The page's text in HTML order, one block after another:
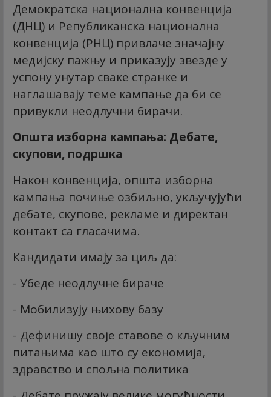
Демократска национална конвенција
(ДНЦ) и Републиканска национална
конвенција (РНЦ) привлаче значајну
медијску пажњу и приказују звезде у
успону унутар сваке странке и
наглашавају теме кампање да би се
привукли неодлучни бирачи.
Општа изборна кампања: Дебате,
скупови, подршка
Након конвенција, општа изборна
кампања почиње озбиљно, укључујући
дебате, скупове, рекламе и директан
контакт са гласачима.
Кандидати имају за циљ да:
- Убеде неодлучне бираче
- Мобилизују њихову базу
- Дефинишу своје ставове о кључним
питањима као што су економија,
здравство и спољна политика